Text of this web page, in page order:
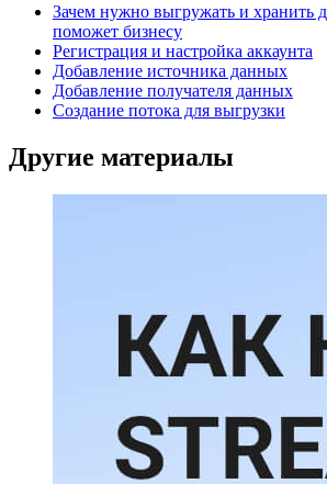
Зачем нужно выгружать и хранить
поможет бизнесу
Регистрация и настройка аккаунта
Добавление источника данных
Добавление получателя данных
Создание потока для выгрузки
Другие материалы